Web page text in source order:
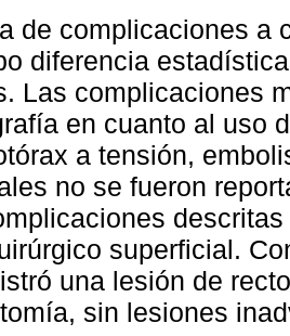
de complicaciones a
diferencia
Las complicaciones
en cuanto al uso
a tensión,
no se fueron
superficial.
una lesión de
sin lesiones